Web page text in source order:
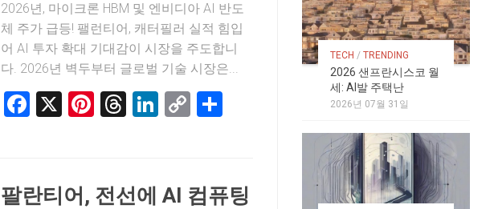
2026년, 마이크론 HBM 및 엔비디아 AI 반도
체 주가 급등! 팰런티어, 캐터필러 실적 힘입
어 AI 투자 확대 기대감이 시장을 주도합니
다. 2026년 벽두부터 글로벌 기술 시장은...
Facebook
X Pinterest
Threads
LinkedIn
Copy
팔란티어, 전선에 AI 컴퓨팅
TECH /TRENDING
2026 샌프란시스코 월
세: AI발 주택난
2026년 07월 31일